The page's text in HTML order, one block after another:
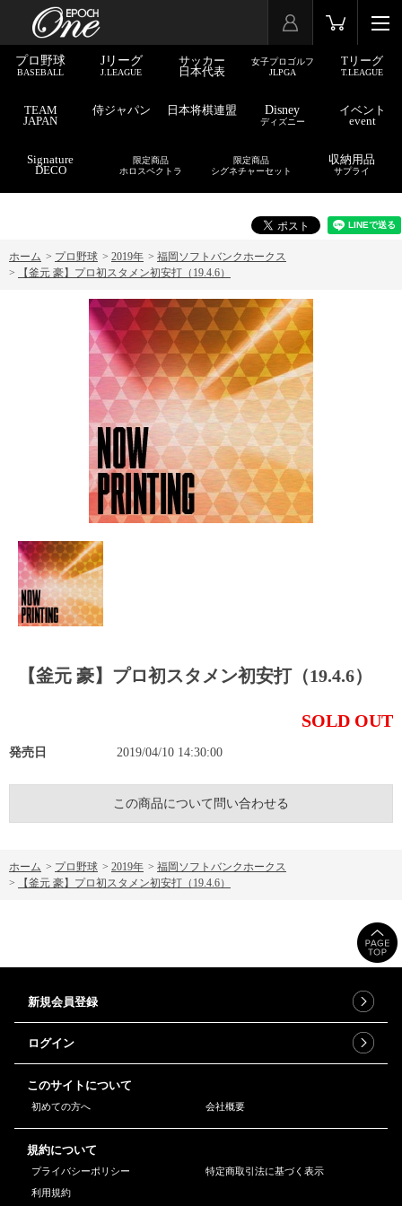
プロ野球
BASEBALL
Jリーグ
J.LEAGUE
サッカー
日本代表
女子プロゴルフ
JLPGA
Tリーグ
T.LEAGUE
TEAM
JAPAN
侍ジャパン 日本将棋連盟 Disney
ディズニー
イベント
event
Signature
DECO
限定商品
ホロスペクトラ
限定商品
シグネチャーセット
収納用品
サプライ
ホーム > プロ野球 > 2019年 > 福岡ソフトバンクホークス
>
【釜元 豪】プロ初スタメン初安打（19.4.6）
【釜元 豪】プロ初スタメン初安打（19.4.6）
SOLD OUT
発売日 2019/04/10 14:30:00
この商品について問い合わせる
ホーム > プロ野球 > 2019年 > 福岡ソフトバンクホークス
>
【釜元 豪】プロ初スタメン初安打（19.4.6）
新規会員登録
ログイン
このサイトについて
初めての方へ 会社概要
規約について
プライバシーポリシー
特定商取引法に基づく表示
利用規約